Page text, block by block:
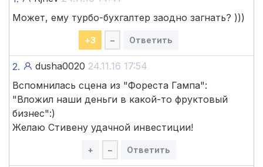
Может, ему турбо-бухгалтер заодно загнать? )))
+3 – Ответить
2. dusha0020 24.11.16 17:54
Вспомнилась сцена из "Фореста Гампа":
"Вложил наши деньги в какой-то фруктовый
бизнес":)
Желаю Стивену удачной инвестиции!
+ – Ответить